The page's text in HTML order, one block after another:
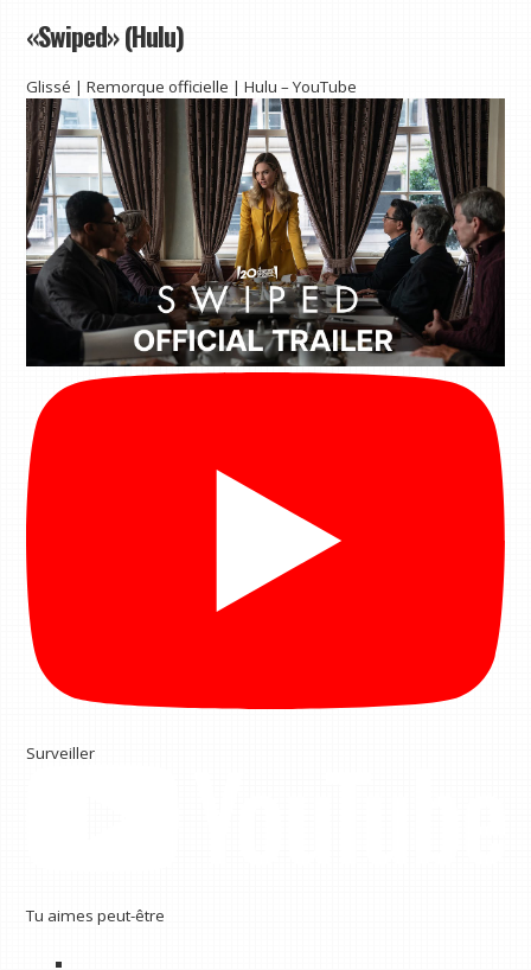
«Swiped» (Hulu)
Glissé | Remorque officielle | Hulu – YouTube
Surveiller
Tu aimes peut-être